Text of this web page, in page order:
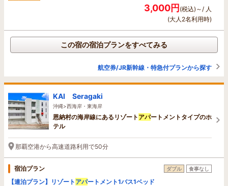
3,000円(税込)～/ 人
(大人2名利用時)
この宿の宿泊プランをすべてみる
航空券/JR新幹線・特急付プランから探す
KAI Seragaki
沖縄>西海岸・東海岸
恩納村の海岸線にあるリゾート アパートメントタイプのホ
テル
那覇空港から高速道路利用で50分
宿泊プラン ダブル 食事なし
【連泊プラン】リゾート アパートメント1バス1ベッド